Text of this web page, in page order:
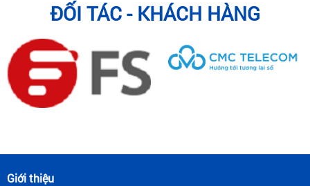
ĐỐI TÁC - KHÁCH HÀNG
Giới thiệu